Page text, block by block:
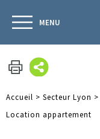
MENU
Accueil > Secteur Lyon >
Location appartement